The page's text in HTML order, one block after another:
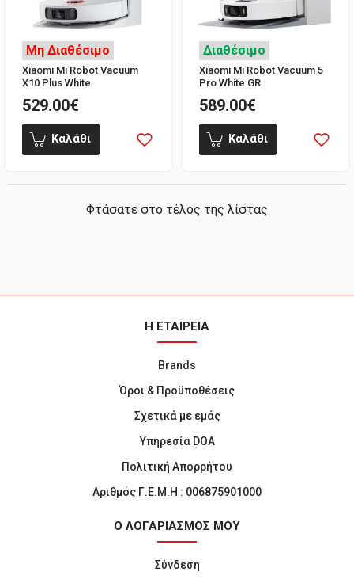
Μη Διαθέσιμο
Xiaomi Mi Robot Vacuum
X10 Plus White
529.00€
Καλάθι
Διαθέσιμο
Xiaomi Mi Robot Vacuum 5
Pro White GR
589.00€
Καλάθι
Φτάσατε στο τέλος της λίστας
Η ΕΤΑΙΡΕΙΑ
Brands
Όροι & Προϋποθέσεις
Σχετικά με εμάς
Υπηρεσία DOA
Πολιτική Απορρήτου
Αριθμός Γ.Ε.Μ.Η : 006875901000
Ο ΛΟΓΑΡΙΑΣΜΟΣ ΜΟΥ
Σύνδεση